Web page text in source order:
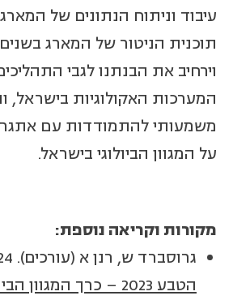
עיבוד וניתוח הנתונים של
תוכנית הניטור של המארג
וירחיב את הבנתנו לגבי
המערכות האקולוגיות בישראל,
משמעותי להתמודדות עם
על המגוון הביולוגי בישראל.
מקורות וקריאה נוספת:
גרוסברד ש, רנן א (עורכים). 2024.
הטבע 2023 – כרך המגוון הביולוגי